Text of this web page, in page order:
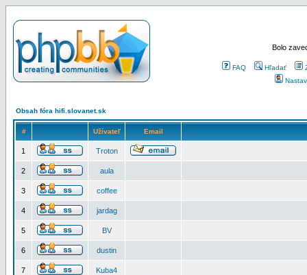
Bolo
FAQ Hľadať
Obsah fóra hifi.slovanet.sk
# Užívateľ Email
1 Troton
2 aula
3 coffee
4 jardag
5 BV
6 dustin
7 Kuba4